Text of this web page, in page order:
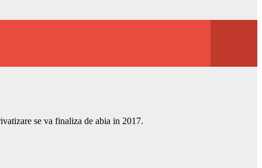
se va finaliza de abia in 2017.